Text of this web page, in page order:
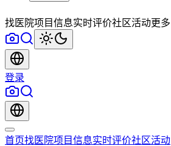
找医院项目信息实时评价社区活动更多
登录
首页找医院项目信息实时评价社区活动